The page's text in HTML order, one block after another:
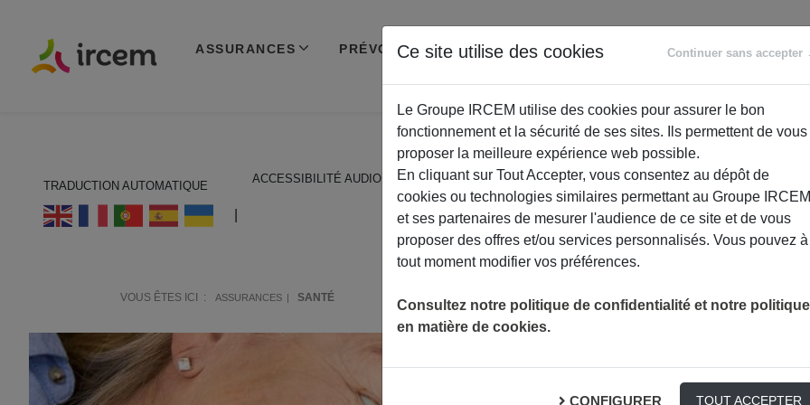
ASSURANCES PRÉVOYANCE RETRAITE
ACCOMPAGNEMENT
TRADUCTION AUTOMATIQUE
ACCESSIBILITÉ AUDIO
VOUS ÊTES ICI : ASSURANCES SANTÉ
Ce site utilise des cookies Continuer sans accepter
Le Groupe IRCEM utilise des cookies pour assurer le bon
fonctionnement et la sécurité de ses sites. Ils permettent de vous
proposer la meilleure expérience web possible.
En cliquant sur Tout Accepter, vous consentez au dépôt de
cookies ou technologies similaires permettant au Groupe IRCEM
et ses partenaires de mesurer l'audience de ce site et de vous
proposer des offres et/ou services personnalisés. Vous pouvez à
tout moment modifier vos préférences.
Consultez notre politique de confidentialité et notre politique
en matière de cookies.
CONFIGURER TOUT ACCEPTER